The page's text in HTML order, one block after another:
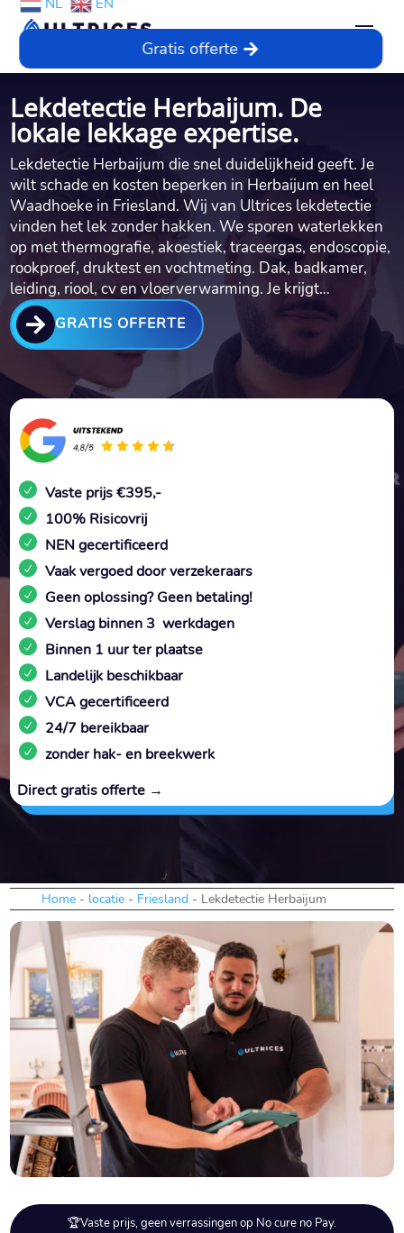
NL EN
Gratis offerte
Lekdetectie Herbaijum. De
lokale lekkage expertise.
Lekdetectie Herbaijum die snel duidelijkheid geeft.​ Je
wilt schade en kosten beperken in Herbaijum en heel
Waadhoeke in Friesland.​ Wij van Ultrices lekdetectie
vinden het lek zonder hakken.​ We sporen waterlekken
op met thermografie, akoestiek, traceergas, endoscopie,
rookproef, druktest en vochtmeting.​ Dak, badkamer,
leiding, riool, cv en vloerverwarming.​ Je krijgt…
 GRATIS OFFERTE
Vaste prijs €395,-
100% Risicovrij
NEN gecertificeerd
Vaak vergoed door verzekeraars
Geen oplossing? Geen betaling!
Verslag binnen 3 werkdagen
Binnen 1 uur ter plaatse
Landelijk beschikbaar
VCA gecertificeerd
24/7 bereikbaar
zonder hak- en breekwerk
Direct gratis offerte →
Home - locatie - Friesland - Lekdetectie Herbaijum
🏆Vaste prijs, geen verrassingen op No cure no Pay.